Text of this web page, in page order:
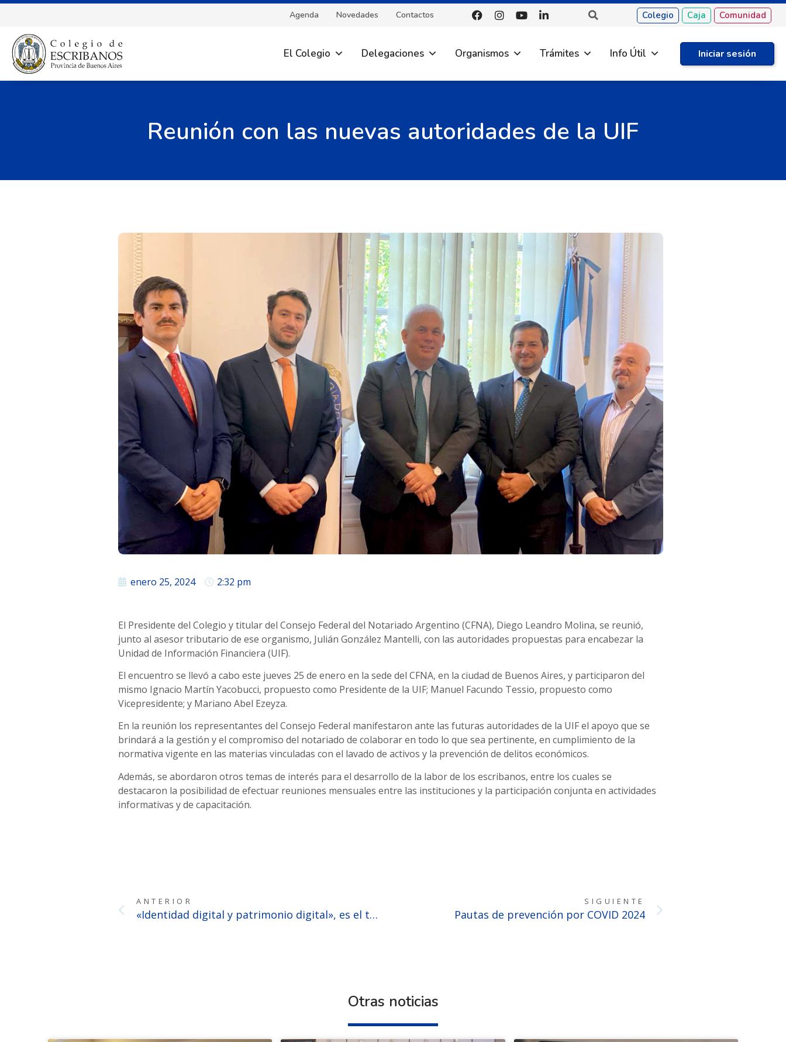
Agenda Novedades Contactos Colegio Caja Comunidad
El Colegio Delegaciones Organismos Trámites Info Útil Iniciar sesión
Reunión con las nuevas autoridades de la UIF
enero 25, 2024 2:32 pm
El Presidente del Colegio y titular del Consejo Federal del Notariado Argentino (CFNA), Diego Leandro Molina, se reunió,
junto al asesor tributario de ese organismo, Julián González Mantelli, con las autoridades propuestas para encabezar la
Unidad de Información Financiera (UIF).
El encuentro se llevó a cabo este jueves 25 de enero en la sede del CFNA, en la ciudad de Buenos Aires, y participaron del
mismo Ignacio Martín Yacobucci, propuesto como Presidente de la UIF; Manuel Facundo Tessio, propuesto como
Vicepresidente; y Mariano Abel Ezeyza.
En la reunión los representantes del Consejo Federal manifestaron ante las futuras autoridades de la UIF el apoyo que se
brindará a la gestión y el compromiso del notariado de colaborar en todo lo que sea pertinente, en cumplimiento de la
normativa vigente en las materias vinculadas con el lavado de activos y la prevención de delitos económicos.
Además, se abordaron otros temas de interés para el desarrollo de la labor de los escribanos, entre los cuales se
destacaron la posibilidad de efectuar reuniones mensuales entre las instituciones y la participación conjunta en actividades
informativas y de capacitación.
ANTERIOR
«Identidad digital y patrimonio digital», es el tema abordado en la trigésima primera entrevista del ciclo “Decisiones que valen la firma”
SIGUIENTE
Pautas de prevención por COVID 2024
Otras noticias